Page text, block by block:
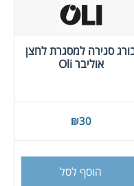
סגירה למסגרת לחצן
אוליבר Oli
₪30
הוסף לסל